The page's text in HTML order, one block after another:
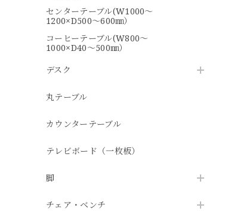
センターテーブル(W1000～
1200×D500～600㎜）
コーヒーテーブル(W800～
1000×D40～500㎜）
デスク
丸テーブル
カウンターテーブル
テレビボード（一枚板）
脚
チェア・ベンチ